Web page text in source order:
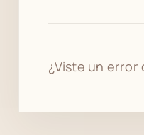
¿Viste un error